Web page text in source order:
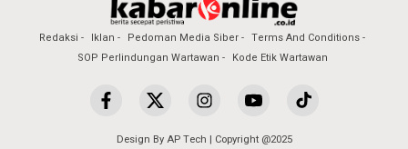
Redaksi Iklan Pedoman Media Siber
Terms And Conditions
SOP Perlindungan Wartawan
Kode Etik Wartawan
Design By AP Tech | Copyright @2025